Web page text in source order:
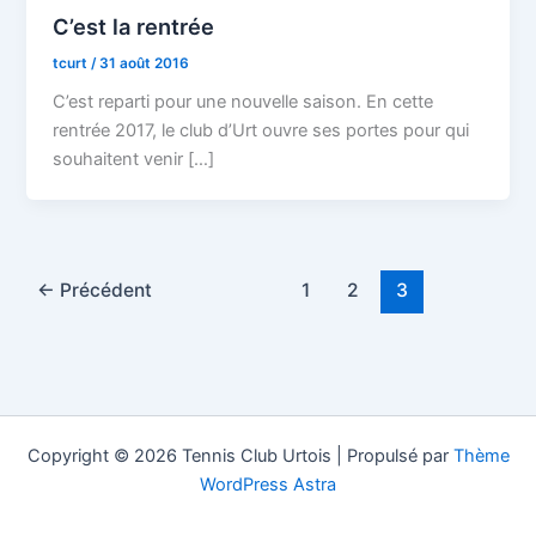
C’est la rentrée
tcurt /31 août 2016
C’est reparti pour une nouvelle saison. En cette
rentrée 2017, le club d’Urt ouvre ses portes pour qui
souhaitent venir […]
← Précédent 1 2 3
Copyright © 2026 Tennis Club Urtois | Propulsé par Thème
WordPress Astra